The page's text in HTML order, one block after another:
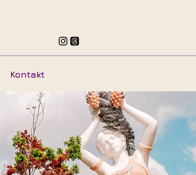
Kontakt